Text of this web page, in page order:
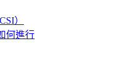
）
何進行